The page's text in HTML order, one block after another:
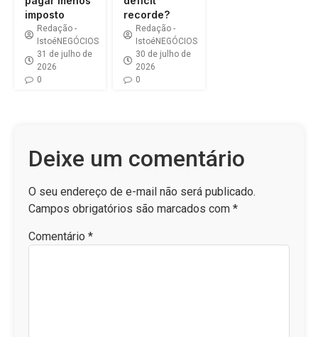
imposto
Redação -
IstoéNEGÓCIOS
31 de julho de
2026
0
recorde?
Redação -
IstoéNEGÓCIOS
30 de julho de
2026
0
Deixe um comentário
O seu endereço de e-mail não será publicado.
Campos obrigatórios são marcados com *
Comentário *